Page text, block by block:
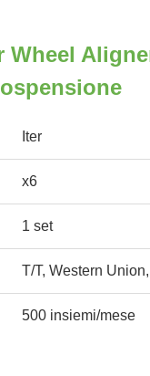
Wheel
Iter
x6
1 set
T/T, Western
500 insiemi/mese